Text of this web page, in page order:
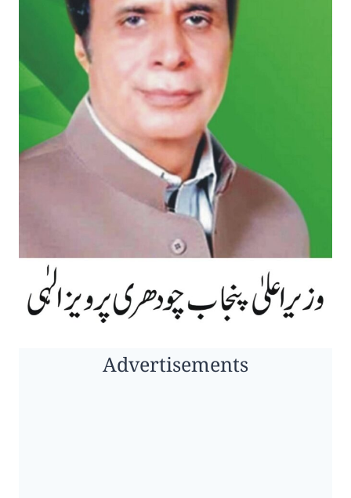
Advertisements